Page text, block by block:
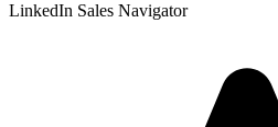
LinkedIn Sales Navigator